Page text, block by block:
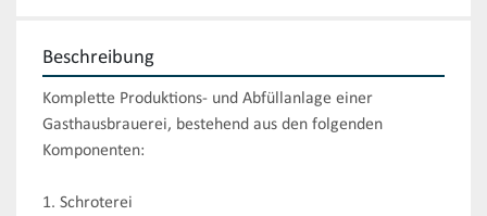
Beschreibung
Komplette Produktions- und Abfüllanlage einer
Gasthausbrauerei, bestehend aus den folgenden
Komponenten:
1. Schroterei